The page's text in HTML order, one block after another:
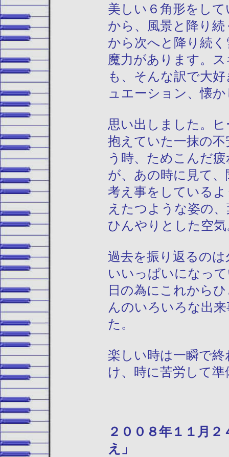
美しい６角形をし
から、風景と降り
から次へと降り続
魔力があります。
も、そんな訳で大
ュエーション、懐
思い出しました。
抱えていた一抹の
う時、ためこんだ
が、あの時に見て
考え事をしている
えたつような姿の
ひんやりとした空
過去を振り返るの
いいっぱいになっ
日の為にこれから
んのいろいろな出
た。
楽しい時は一瞬で
け、時に苦労して
２００８年
え」